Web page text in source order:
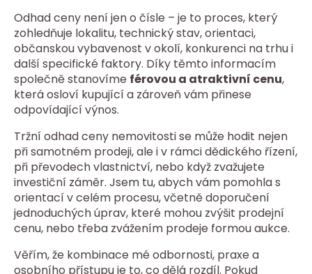
Odhad ceny není jen o čísle – je to proces, který
zohledňuje lokalitu, technický stav, orientaci,
občanskou vybavenost v okolí, konkurenci na trhu i
další specifické faktory. Díky těmto informacím
společně stanovíme férovou a atraktivní cenu,
která osloví kupující a zároveň vám přinese
odpovídající výnos.
Tržní odhad ceny nemovitosti se může hodit nejen
při samotném prodeji, ale i v rámci dědického řízení,
při převodech vlastnictví, nebo když zvažujete
investiční záměr. Jsem tu, abych vám pomohla s
orientací v celém procesu, včetně doporučení
jednoduchých úprav, které mohou zvýšit prodejní
cenu, nebo třeba zvážením prodeje formou aukce.
Věřím, že kombinace mé odbornosti, praxe a
osobního přístupu je to, co dělá rozdíl. Pokud